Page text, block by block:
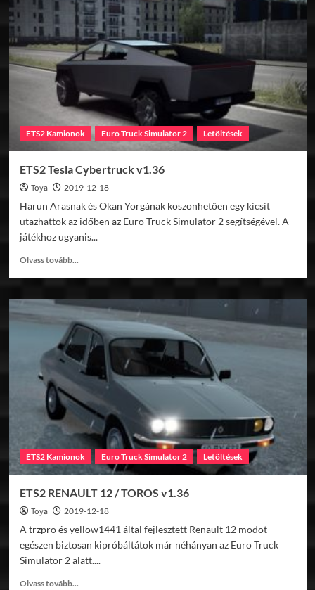
Aral
v1.1b
ETS2 Kamionok Euro Truck Simulator 2 Letöltések
ETS2 Tesla Cybertruck v1.36
Toya 2019-12-18
Harun Arasnak és Okan Yorgának köszönhetően egy kicsit
utazhattok az időben az Euro Truck Simulator 2 segítségével. A
játékhoz ugyanis...
Olvass tovább...
ETS2
Tesla
Cybertruck
v1.36
ETS2 Kamionok Euro Truck Simulator 2 Letöltések
ETS2 RENAULT 12 / TOROS v1.36
Toya 2019-12-18
A trzpro és yellow1441 által fejlesztett Renault 12 modot
egészen biztosan kipróbáltátok már néhányan az Euro Truck
Simulator 2 alatt....
Olvass tovább...